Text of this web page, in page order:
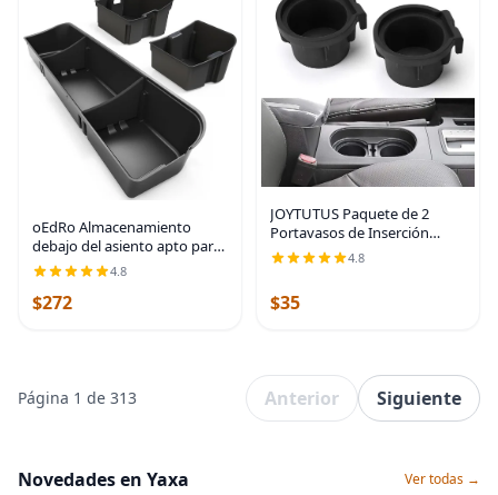
oEdRo Almacenamiento
debajo del asiento apto para
Ford F-150 F150
SuperCrew/Crew Cab 2015-
2025, F-250/F-350/F-450/F-
4.8
$272
JOYTUTUS Paquete de 2
Portavasos de Inserción
Reemplazo Compatible con
Portavasos de Consola
Pathfinder 2005-2012 Xterra
4.8
$35
Página 1 de 313 Anterior Siguiente
Novedades en Yaxa Ver todas →